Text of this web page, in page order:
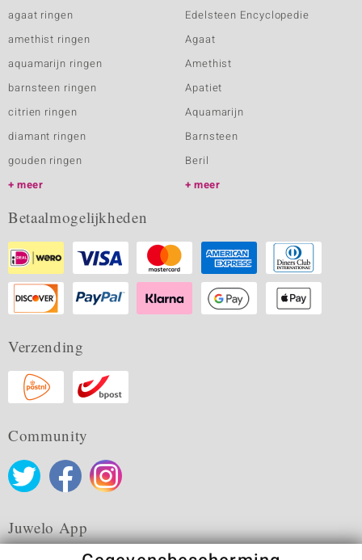
agaat ringen
amethist ringen
aquamarijn ringen
barnsteen ringen
citrien ringen
diamant ringen
gouden ringen
meer
Edelsteen Encyclopedie
Agaat
Amethist
Apatiet
Aquamarijn
Barnsteen
Beril
meer
Betaalmogelijkheden
Verzending
Community
Juwelo App